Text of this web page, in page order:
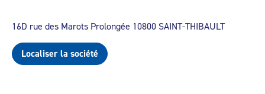
16D rue des Marots Prolongée 10800 SAINT-THIBAULT
Localiser la société